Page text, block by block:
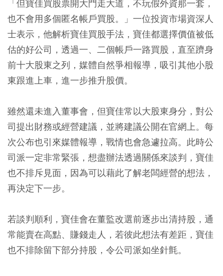
「但寶佳買股票開大門走大道，不玩假外資那一套，
也不會用多個匿名帳戶買股。」一位投資市場資深人
士表示，他解析寶佳買股手法，寶佳都選擇價值被低
估的好公司，透過一、二個帳戶一路買股，直至躋身
前十大股東之列，媒體自然爭相報導，吸引其他小股
東跟進上車，進一步推升股價。
雖然還未進入董事會，但寶佳常以大股東身分，對公
司提出財務或經營建議，並將建議公開在官網上。每
次公布也引來媒體報導，戰情也會急遽拉高。此時公
司派一定非常緊張，想盡辦法透過關係來談判，寶佳
也不排斥見面，因為可以藉此了解老闆經營的想法，
再決定下一步。
若談判順利，寶佳會在董監改選前逐步出清持股，通
常能賣在高點、賺錢走人，若彼此想法有差距，寶佳
也不排除留下部分持股，令公司派如坐針氈。